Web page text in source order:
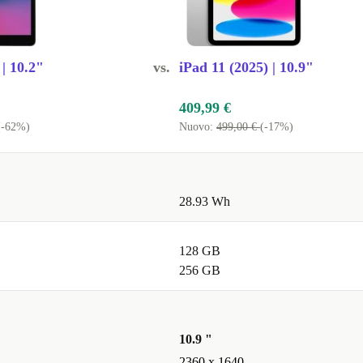
10.2" vs. iPad 11 (2025) | 10.9"
62%)
409,99 €
Nuovo: 499,00 €(-17%)
28.93 Wh
128 GB
256 GB
10.9 "